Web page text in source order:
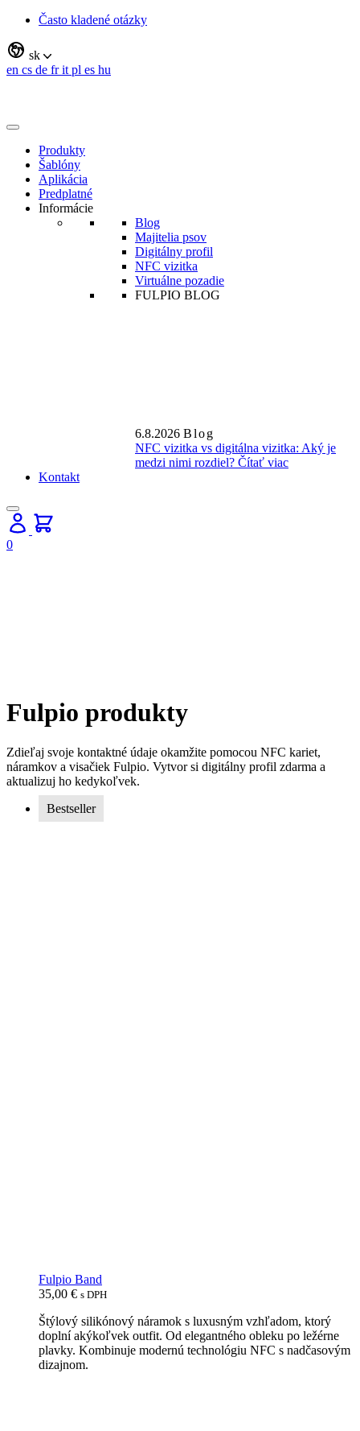
Často kladené otázky
sk
en cs de frit pl es hu
Produkty
Šablóny
Aplikácia
Predplatné
Informácie
Blog
Majitelia psov
Digitálny profil
NFC vizitka
Virtuálne pozadie
FULPIO BLOG
6.8.2026 Blog
NFC vizitka vs digitálna vizitka: Aký je
medzi nimi rozdiel? Čítať viac
Kontakt
0
Fulpio produkty
Zdieľaj svoje kontaktné údaje okamžite pomocou NFC kariet,
náramkov a visačiek Fulpio. Vytvor si digitálny profil zdarma a
aktualizuj ho kedykoľvek.
Bestseller
Fulpio Band
35,00 € s DPH
Štýlový silikónový náramok s luxusným vzhľadom, ktorý
doplní akýkoľvek outfit. Od elegantného obleku po ležérne
plavky. Kombinuje modernú technológiu NFC s nadčasovým
dizajnom.